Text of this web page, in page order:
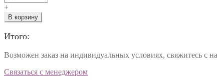
+
В корзину
Итого:
Возможен заказ на индивидуальных условиях, свяжитесь с
Связаться с менеджером